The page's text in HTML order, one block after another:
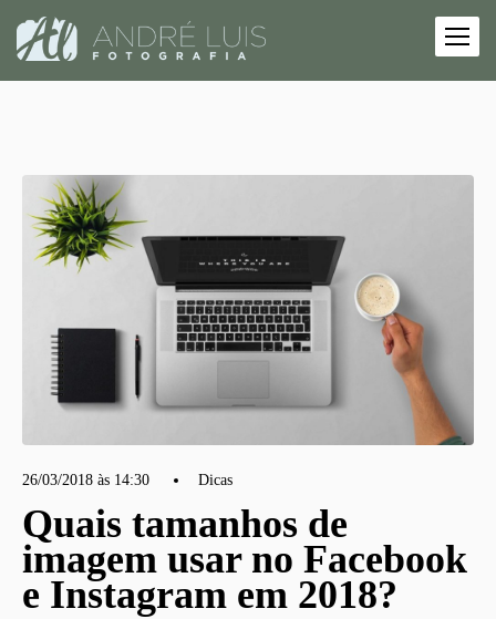
26/03/2018 às 14:30 Dicas
Quais tamanhos de
imagem usar no Facebook
e Instagram em 2018?